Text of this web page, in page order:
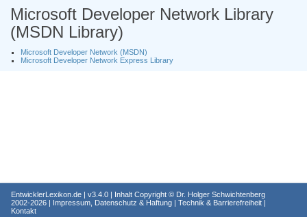
Microsoft Developer Network Library
(MSDN Library)
Microsoft Developer Network (MSDN)
Microsoft Developer Network Express Library
EntwicklerLexikon.de | v3.4.0 | Inhalt Copyright © Dr. Holger Schwichtenberg
2002-2026 | Impressum, Datenschutz & Haftung | Technik & Barrierefreiheit |
Kontakt